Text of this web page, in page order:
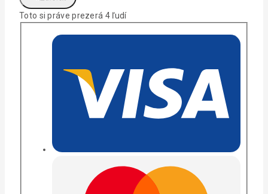
Toto si práve prezerá 4ľudí